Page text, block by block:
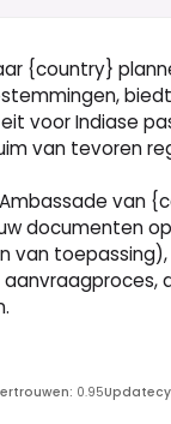
{country}
voor Indiase
van tevoren
van
documenten
van toepassing),
: 0.95